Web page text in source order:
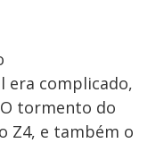
era complicado,
tormento do
Z4, e também o